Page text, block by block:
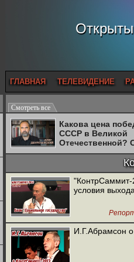
ГЛАВНАЯ ТЕЛЕВИДЕНИЕ
Смотреть все
Какова цена
СССР в Великой
Отечественной?
Двуреченский о
"КонтрСаммит-
условия
И.Г.Абрамсон